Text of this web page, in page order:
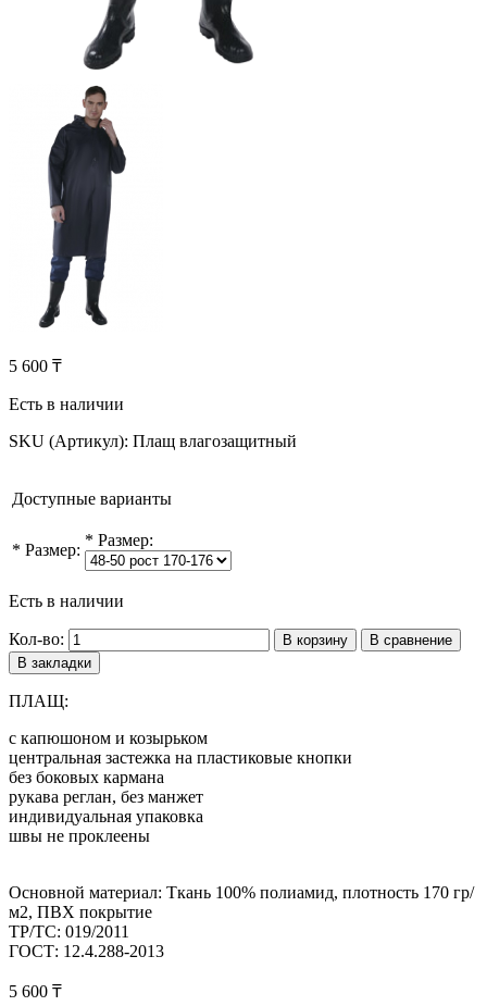
5 600 ₸
Есть в наличии
SKU (Артикул): Плащ влагозащитный
Доступные варианты
* Размер:
* Размер:
Есть в наличии
Кол-во: В корзину
В сравнение
В закладки
ПЛАЩ:
с капюшоном и козырьком
центральная застежка на пластиковые кнопки
без боковых кармана
рукава реглан, без манжет
индивидуальная упаковка
швы не проклеены
Основной материал: Ткань 100% полиамид, плотность 170 гр/
м2, ПВХ покрытие
ТР/ТС: 019/2011
ГОСТ: 12.4.288-2013
5 600 ₸